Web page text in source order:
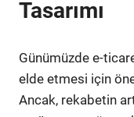
Tasarımı
Günümüzde e-
elde etmesi için
Ancak, rekabetin